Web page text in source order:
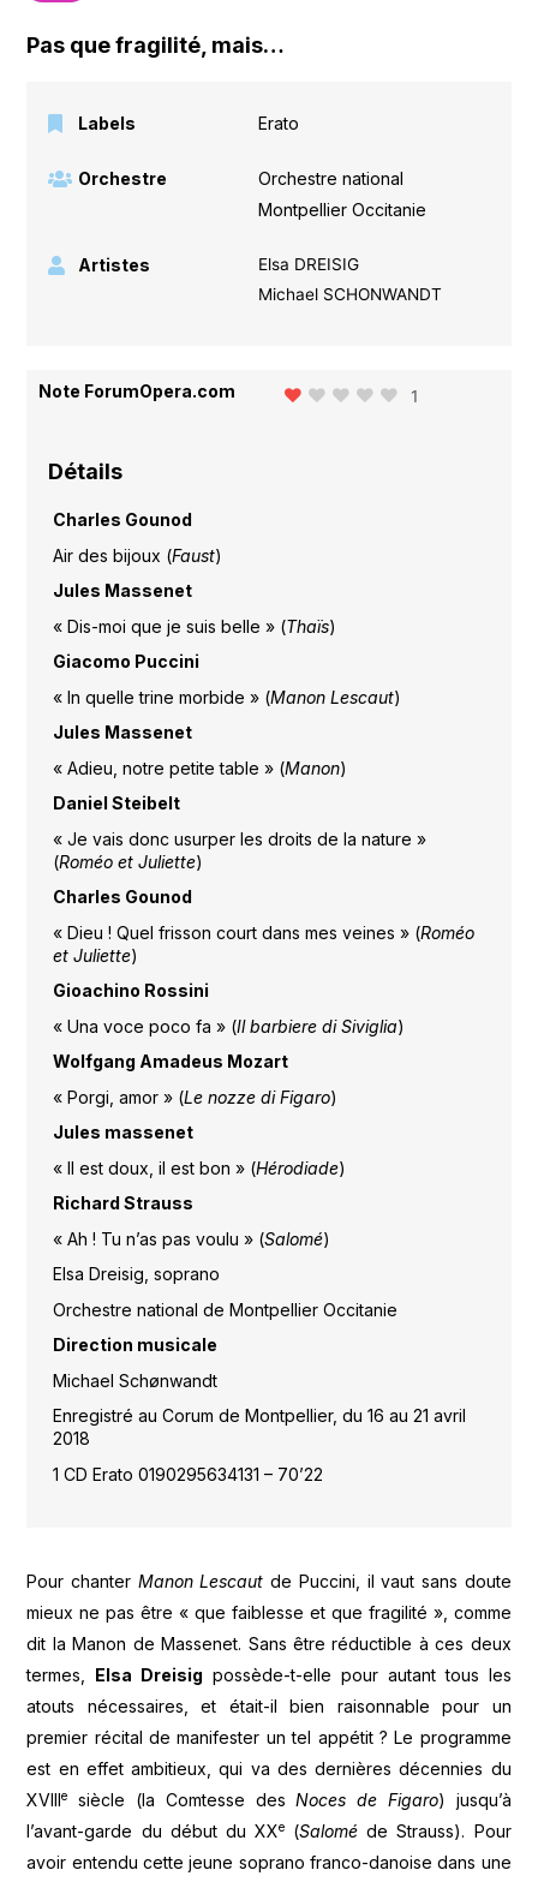
Pas que fragilité, mais…
Labels Erato
Orchestre
Orchestre national
Montpellier Occitanie
Artistes
Elsa DREISIG
Michael SCHONWANDT
Note ForumOpera.com 1
Détails
Charles Gounod
Air des bijoux (Faust)
Jules Massenet
« Dis-moi que je suis belle » (Thaïs)
Giacomo Puccini
« In quelle trine morbide » (Manon Lescaut)
Jules Massenet
« Adieu, notre petite table » (Manon)
Daniel Steibelt
« Je vais donc usurper les droits de la nature »
(Roméo et Juliette)
Charles Gounod
« Dieu ! Quel frisson court dans mes veines » (Roméo
et Juliette)
Gioachino Rossini
« Una voce poco fa » (Il barbiere di Siviglia)
Wolfgang Amadeus Mozart
« Porgi, amor » (Le nozze di Figaro)
Jules massenet
« Il est doux, il est bon » (Hérodiade)
Richard Strauss
« Ah ! Tu n’as pas voulu » (Salomé)
Elsa Dreisig, soprano
Orchestre national de Montpellier Occitanie
Direction musicale
Michael Schønwandt
Enregistré au Corum de Montpellier, du 16 au 21 avril
2018
1 CD Erato 0190295634131 – 70’22
Pour chanter Manon Lescautde Puccini, il vaut sans doute
mieux ne pas être « que faiblesse et que fragilité », comme
dit la Manon de Massenet. Sans être réductible à ces deux
termes,
Elsa Dreisig possède-t-elle pour autant tous les
atouts nécessaires, et était-il bien raisonnable pour un
premier récital de manifester un tel appétit ? Le programme
est en effet ambitieux, qui va des dernières décennies du
XVIIIe siècle (la Comtesse desNoces de Figaro) jusqu’à
l’avant-garde du début du XXe (Salomé de Strauss). Pour
avoir entendu cette jeune soprano franco-danoise dans une